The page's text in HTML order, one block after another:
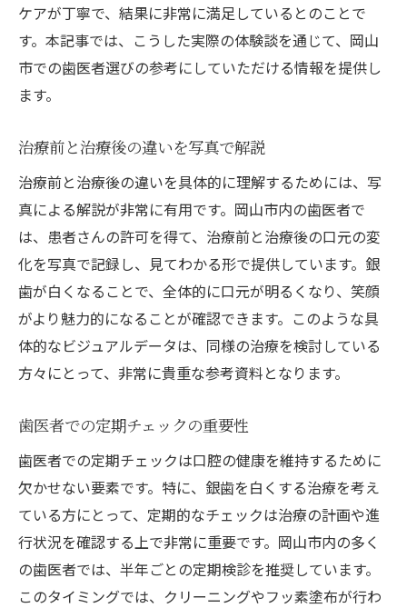
ケアが丁寧で、結果に非常に満足しているとのことで
す。本記事では、こうした実際の体験談を通じて、岡山
市での歯医者選びの参考にしていただける情報を提供し
ます。
治療前と治療後の違いを写真で解説
治療前と治療後の違いを具体的に理解するためには、写
真による解説が非常に有用です。岡山市内の歯医者で
は、患者さんの許可を得て、治療前と治療後の口元の変
化を写真で記録し、見てわかる形で提供しています。銀
歯が白くなることで、全体的に口元が明るくなり、笑顔
がより魅力的になることが確認できます。このような具
体的なビジュアルデータは、同様の治療を検討している
方々にとって、非常に貴重な参考資料となります。
歯医者での定期チェックの重要性
歯医者での定期チェックは口腔の健康を維持するために
欠かせない要素です。特に、銀歯を白くする治療を考え
ている方にとって、定期的なチェックは治療の計画や進
行状況を確認する上で非常に重要です。岡山市内の多く
の歯医者では、半年ごとの定期検診を推奨しています。
このタイミングでは、クリーニングやフッ素塗布が行わ